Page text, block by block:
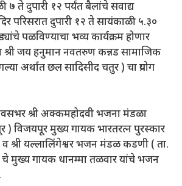
७ ते दुपारी १२ पर्यंत बैलांचे सवाद्य
परिसरात दुपारी १२ ते सायंकाळी ५.३०
पळविण्याचा भव्य कार्यक्रम होणार
श्री जय हनुमान नवतरुण कन्नड सामाजिक
अर्थात छल सादिसीद चतुर ) चा प्रयोग
श्री अक्कमहोदवी भजना मंडळा
) विजयपूर मुख्य गायक भारतरत्न पुरस्कार
व श्री यल्लालिंगेश्वर भजन मंडळ कडणी ( ता.
चे मुख्य गायक धानम्मा तळवार यांचे भजन